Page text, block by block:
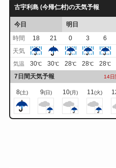
古宇利島 (今帰仁村)の天気予報
今日
明日
時間
18 21 0 3 6
天気
気温 30℃ 30℃ 28℃ 28℃ 28℃
7日間天気予報 14日
8(土) 9(日) 10(月) 11(火)